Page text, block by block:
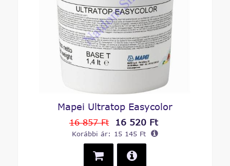
Mapei Ultratop Easycolor
16 857 Ft 16 520 Ft
Korábbi ár: 15 145 Ft